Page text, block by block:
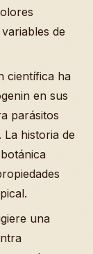
de
científica ha
en sus
parásitos
La historia de
una